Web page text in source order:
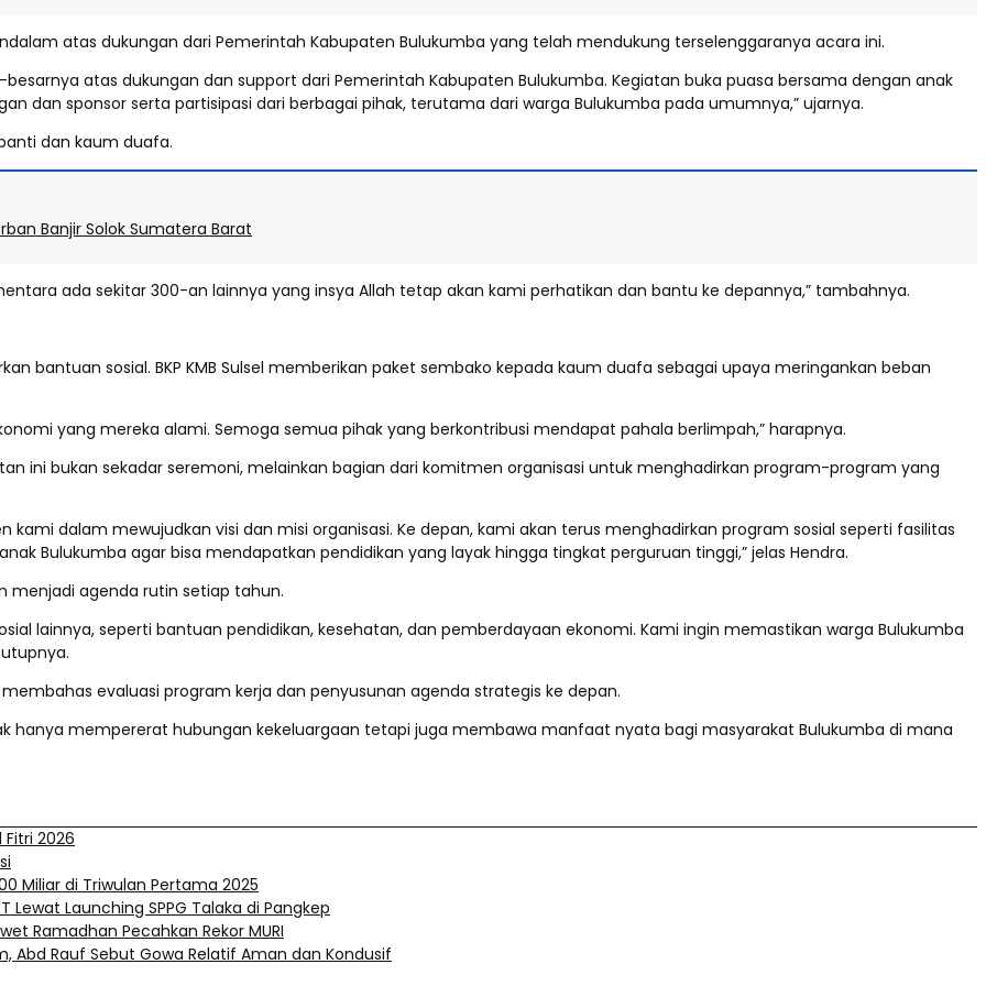
atas dukungan dari Pemerintah Kabupaten Bulukumba yang telah mendukung terselenggaranya acara ini.
atas dukungan dan support dari Pemerintah Kabupaten Bulukumba. Kegiatan buka puasa bersama dengan anak
dan sponsor serta partisipasi dari berbagai pihak, terutama dari warga Bulukumba pada umumnya,” ujarnya.
dan kaum duafa.
Banjir Solok Sumatera Barat
ada sekitar 300-an lainnya yang insya Allah tetap akan kami perhatikan dan bantu ke depannya,” tambahnya.
bantuan sosial. BKP KMB Sulsel memberikan paket sembako kepada kaum duafa sebagai upaya meringankan beban
yang mereka alami. Semoga semua pihak yang berkontribusi mendapat pahala berlimpah,” harapnya.
ini bukan sekadar seremoni, melainkan bagian dari komitmen organisasi untuk menghadirkan program-program yang
dalam mewujudkan visi dan misi organisasi. Ke depan, kami akan terus menghadirkan program sosial seperti fasilitas
Bulukumba agar bisa mendapatkan pendidikan yang layak hingga tingkat perguruan tinggi,” jelas Hendra.
menjadi agenda rutin setiap tahun.
lainnya, seperti bantuan pendidikan, kesehatan, dan pemberdayaan ekonomi. Kami ingin memastikan warga Bulukumba
evaluasi program kerja dan penyusunan agenda strategis ke depan.
hanya mempererat hubungan kekeluargaan tetapi juga membawa manfaat nyata bagi masyarakat Bulukumba di mana
2026
Miliar di Triwulan Pertama 2025
Lewat Launching SPPG Talaka di Pangkep
Ramadhan Pecahkan Rekor MURI
Abd Rauf Sebut Gowa Relatif Aman dan Kondusif